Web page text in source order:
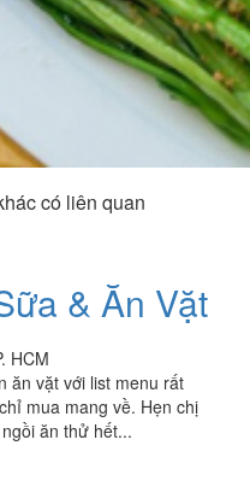
có liên quan
& Ăn Vặt
HCM
ăn vặt với list menu rất
mua mang về. Hẹn chị
ăn thử hết...